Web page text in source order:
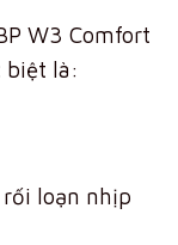
W3 Comfort
biệt là:
loạn nhịp